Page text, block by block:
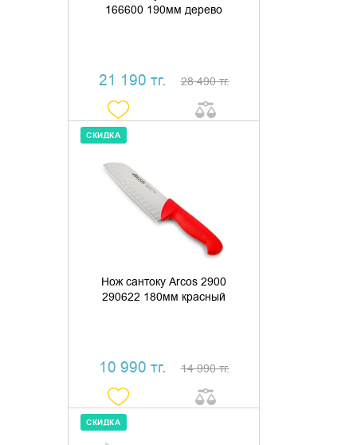
166600 190мм дерево
21 190 тг. 28 490 тг.
Нож сантоку Arcos 2900
290622 180мм красный
10 990 тг. 14 990 тг.
СКИДКА
ДОБАВИТЬ В КОРЗИНУ
КУПИТЬ В 1 КЛИК
СКИДКА